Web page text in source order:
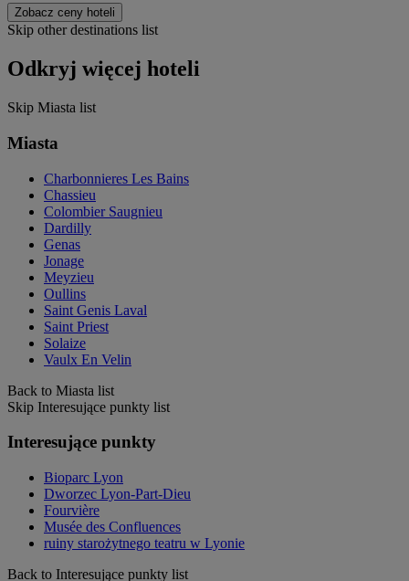
Zobacz ceny hoteli
Skip other destinations list
Odkryj więcej hoteli
Skip Miasta list
Miasta
Charbonnieres Les Bains
Chassieu
Colombier Saugnieu
Dardilly
Genas
Jonage
Meyzieu
Oullins
Saint Genis Laval
Saint Priest
Solaize
Vaulx En Velin
Back to Miasta list
Skip Interesujące punkty list
Interesujące punkty
Bioparc Lyon
Dworzec Lyon-Part-Dieu
Fourvière
Musée des Confluences
ruiny starożytnego teatru w Lyonie
Back to Interesujące punkty list